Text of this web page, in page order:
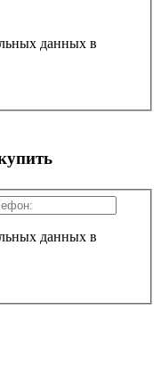
данных в
данных в